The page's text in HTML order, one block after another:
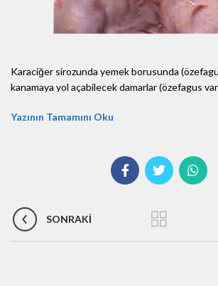
Karaciğer sirozunda yemek borusunda
kanamaya yol açabilecek damarlar (özefagus
Yazının Tamamını Oku
SONRAKI